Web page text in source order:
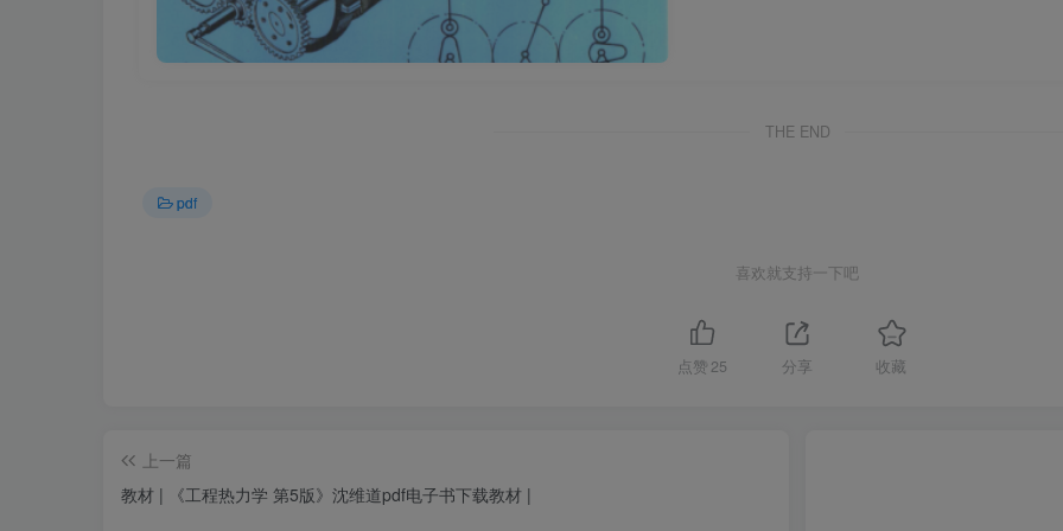
THE END
pdf
喜欢就支持一下吧
点赞 25 分享 收藏
上一篇
教材 | 《工程热力学 第5版》沈维道pdf电子书下载教材 |